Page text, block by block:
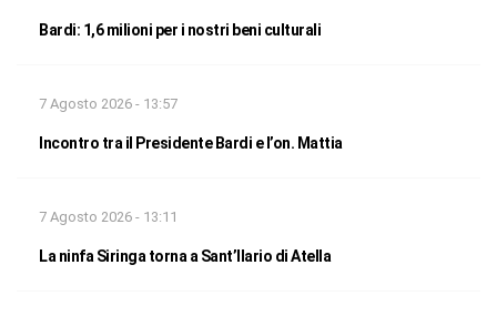
Bardi: 1,6 milioni per i nostri beni culturali
7 Agosto 2026 - 13:57
Incontro tra il Presidente Bardi e l’on. Mattia
7 Agosto 2026 - 13:11
La ninfa Siringa torna a Sant’Ilario di Atella